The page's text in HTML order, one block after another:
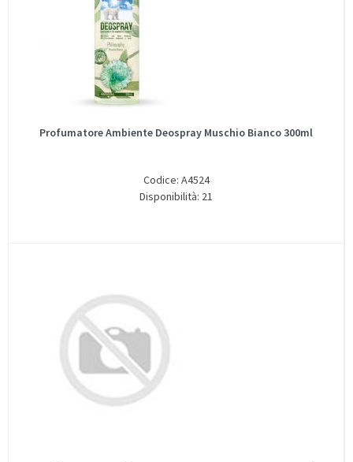
Profumatore Ambiente Deospray Muschio Bianco 300ml
Codice: A4524
Disponibilità: 21